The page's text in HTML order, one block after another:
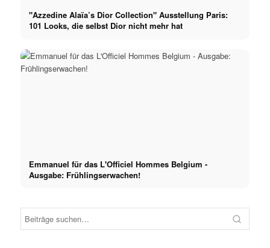
"Azzedine Alaïa’s Dior Collection" Ausstellung Paris:
101 Looks, die selbst Dior nicht mehr hat
Emmanuel für das L'Officiel Hommes Belgium -
Ausgabe: Frühlingserwachen!